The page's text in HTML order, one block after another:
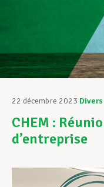
Structures
Assistance
Vos droits
Assistance
22 décembre 2023 Divers
CHEM :
d’entreprise